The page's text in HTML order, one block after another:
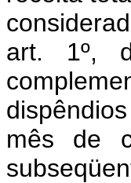
art. 1º,
mês de